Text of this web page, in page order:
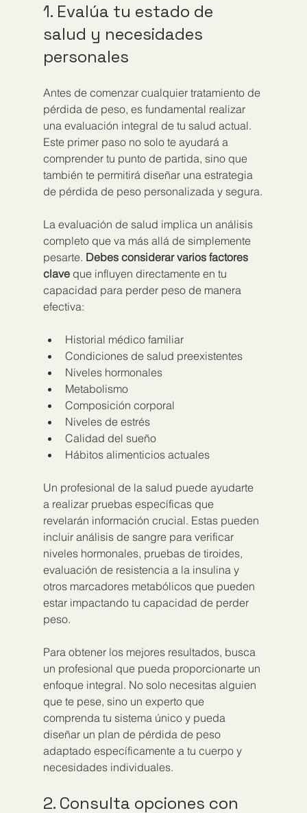
1. Evalúa tu estado de
salud y necesidades
personales
Antes de comenzar cualquier tratamiento de
pérdida de peso, es fundamental realizar
una evaluación integral de tu salud actual.
Este primer paso no solo te ayudará a
comprender tu punto de partida, sino que
también te permitirá diseñar una estrategia
de pérdida de peso personalizada y segura.
La evaluación de salud implica un análisis
completo que va más allá de simplemente
pesarte. Debes considerar varios factores
clave que influyen directamente en tu
capacidad para perder peso de manera
efectiva:
Historial médico familiar
Condiciones de salud preexistentes
Niveles hormonales
Metabolismo
Composición corporal
Niveles de estrés
Calidad del sueño
Hábitos alimenticios actuales
Un profesional de la salud puede ayudarte
a realizar pruebas específicas que
revelarán información crucial. Estas pueden
incluir análisis de sangre para verificar
niveles hormonales, pruebas de tiroides,
evaluación de resistencia a la insulina y
otros marcadores metabólicos que pueden
estar impactando tu capacidad de perder
peso.
Para obtener los mejores resultados, busca
un profesional que pueda proporcionarte un
enfoque integral. No solo necesitas alguien
que te pese, sino un experto que
comprenda tu sistema único y pueda
diseñar un plan de pérdida de peso
adaptado específicamente a tu cuerpo y
necesidades individuales.
2. Consulta opciones con